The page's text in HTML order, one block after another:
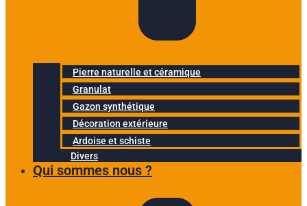
Pierre naturelle et céramique
Granulat
Gazon synthétique
Décoration extérieure
Ardoise et schiste
Divers
Qui sommes nous ?